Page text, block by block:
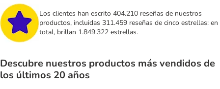
Los clientes han escrito 404.210 reseñas de nuestros
productos, incluidas 311.459 reseñas de cinco estrellas: en
total, brillan 1.849.322 estrellas.
Descubre nuestros productos más vendidos de
los últimos 20 años